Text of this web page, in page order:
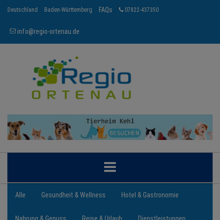
Deutschland Baden-Württemberg FAQs 07822-437350
info@regio-ortenau.de
ORTENAU
Alle Gesundheit & Wellness Hotel & Gastronomie